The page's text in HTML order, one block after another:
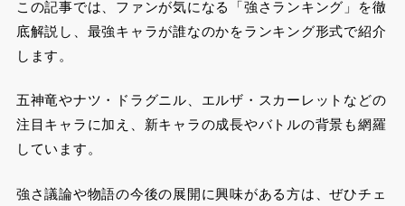
この記事では、ファンが気になる「強さランキング」を徹
底解説し、最強キャラが誰なのかをランキング形式で紹介
します。
五神竜やナツ・ドラグニル、エルザ・スカーレットなどの
注目キャラに加え、新キャラの成長やバトルの背景も網羅
しています。
強さ議論や物語の今後の展開に興味がある方は、ぜひチェ